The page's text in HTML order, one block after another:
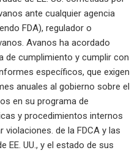
ante cualquier agencia
FDA), regulador o
Avanos ha acordado
de cumplimiento y cumplir con
específicos, que exigen
anuales al gobierno sobre el
en su programa de
y procedimientos internos
de la FDCA y las
EE. UU., y el estado de sus